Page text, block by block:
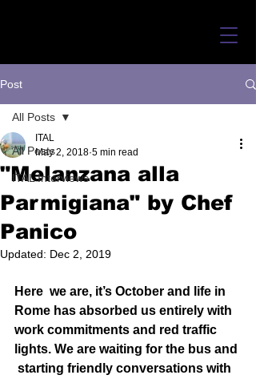
Post
All Posts
ITAL Interviews
All Posts
"Melanzana alla
Parmigiana" by Chef
Panico
ITAL
May 2, 2018 5 min read
Updated: Dec 2, 2019
Here  we are, it’s October and life in
Rome has absorbed us entirely with
work commitments and red traffic
lights. We are waiting for the bus and
starting friendly conversations with